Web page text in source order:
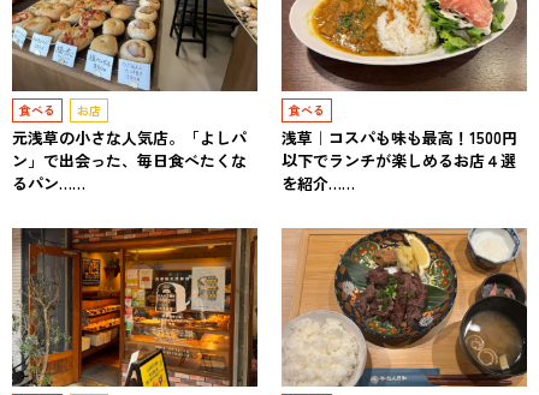
食べる お店
元浅草の小さな人気店。「よしパ
ン」で出会った、毎日食べたくな
るパン……
食べる
浅草｜コスパも味も最高！1500円
以下でランチが楽しめるお店４選
を紹介……